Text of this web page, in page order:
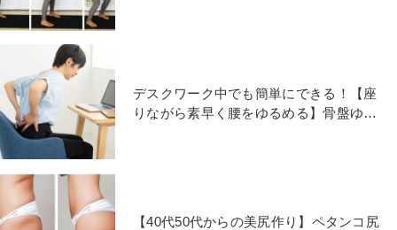
デスクワーク中でも簡単にできる！【座
りながら素早く腰をゆるめる】骨盤ゆら
【40代50代からの美尻作り】ペタンコ尻